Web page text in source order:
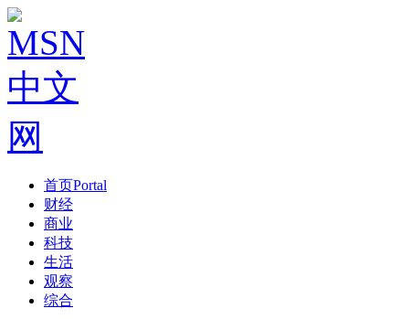
首页Portal
财经
商业
科技
生活
观察
综合